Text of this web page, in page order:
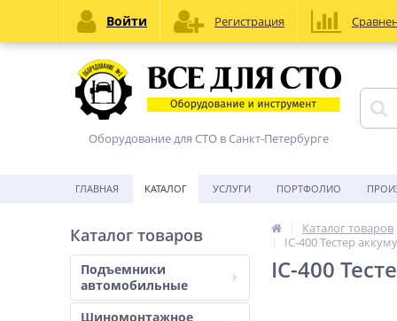
Оборудование для СТО в Санкт-Петербурге
ГЛАВНАЯ КАТАЛОГ УСЛУГИ ПОРТФОЛИО
Каталог товаров
Подъемники
автомобильные
Шиномонтажное
Каталог товаров
IC-400 Тестер
IC-400
Войти Регистрация